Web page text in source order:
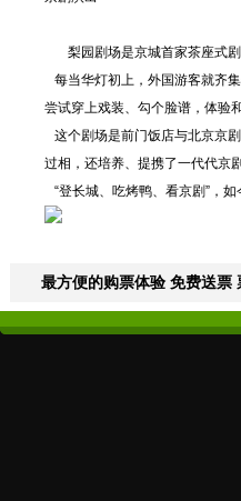
梨园剧场是京城首家茶座式剧
每当华灯初上，外国游客就齐
尝试穿上戏装、勾个脸谱，体验
这个剧场是前门饭店与北京京
过相，还培养、提携了一代代京
“登长城、吃烤鸭、看京剧”，
最方便的购票体验 免费送票